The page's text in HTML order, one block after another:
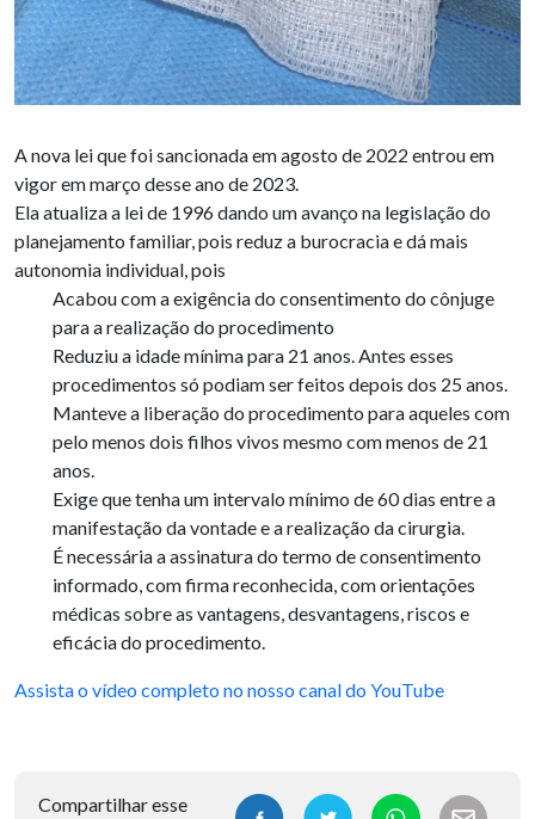
A nova lei que foi sancionada em agosto de 2022 entrou em
vigor em março desse ano de 2023.
Ela atualiza a lei de 1996 dando um avanço na legislação do
planejamento familiar, pois reduz a burocracia e dá mais
autonomia individual, pois
Acabou com a exigência do consentimento do cônjuge
para a realização do procedimento
Reduziu a idade mínima para 21 anos. Antes esses
procedimentos só podiam ser feitos depois dos 25 anos.
Manteve a liberação do procedimento para aqueles com
pelo menos dois filhos vivos mesmo com menos de 21
anos.
Exige que tenha um intervalo mínimo de 60 dias entre a
manifestação da vontade e a realização da cirurgia.
É necessária a assinatura do termo de consentimento
informado, com firma reconhecida, com orientações
médicas sobre as vantagens, desvantagens, riscos e
eficácia do procedimento.
Assista o vídeo completo no nosso canal do YouTube
Compartilhar esse